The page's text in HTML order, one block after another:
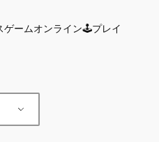
ゲームオンライン🕹プレイ